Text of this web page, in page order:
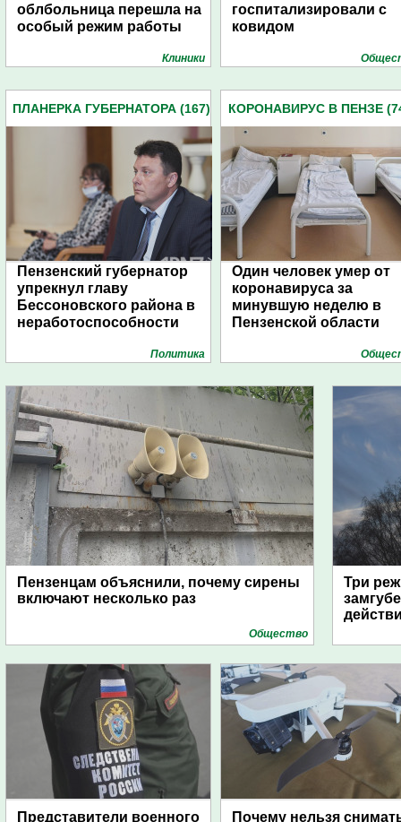
облбольница перешла на
особый режим работы
Клиники
госпитализировали с
ковидом
ПЛАНЕРКА ГУБЕРНАТОРА (167)
Пензенский губернатор
упрекнул главу
Бессоновского района в
неработоспособности
Политика
КОРОНАВИРУС В ПЕНЗЕ
Один человек умер от
коронавируса за
минувшую неделю в
Пензенской области
Пензенцам объяснили, почему сирены
включают несколько раз
Общество
Три
Представители военного Почему нельзя